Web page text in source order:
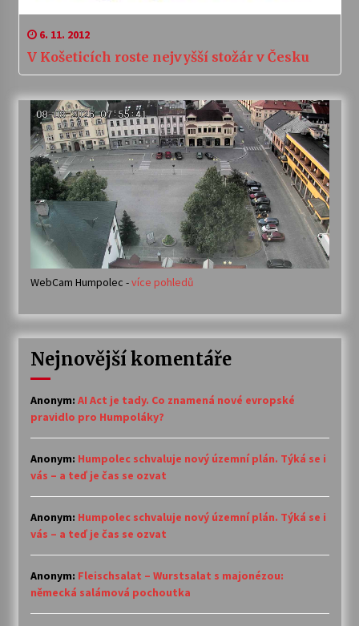
6. 11. 2012
V Košeticích roste nejvyšší stožár v Česku
WebCam Humpolec -více pohledů
Nejnovější komentáře
Anonym: AI Act je tady. Co znamená nové evropské
pravidlo pro Humpoláky?
Anonym: Humpolec schvaluje nový územní plán. Týká se i
vás – a teď je čas se ozvat
Anonym: Humpolec schvaluje nový územní plán. Týká se i
vás – a teď je čas se ozvat
Anonym: Fleischsalat – Wurstsalat s majonézou:
německá salámová pochoutka